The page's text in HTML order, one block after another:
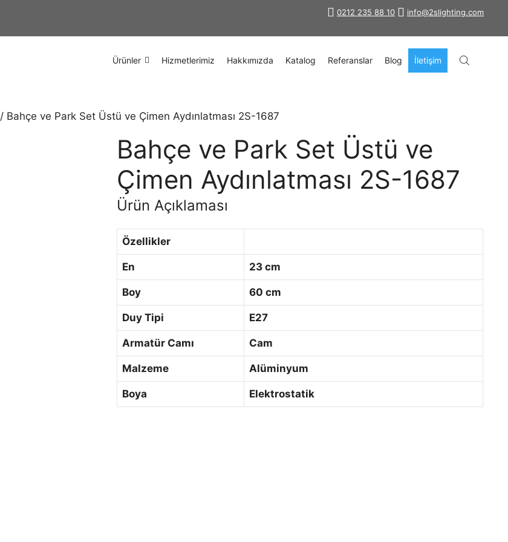
info@2slighting.com
0212 235 88 10
Ürünler Hizmetlerimiz Hakkımızda Katalog Referanslar Blog İletişim
/ Bahçe ve Park Set Üstü ve Çimen Aydınlatması 2S-1687
Bahçe ve Park Set Üstü ve
Çimen Aydınlatması 2S-1687
Ürün Açıklaması
Özellikler
En 23 cm
Boy 60 cm
Duy Tipi E27
Armatür Camı Cam
Malzeme Alüminyum
Boya Elektrostatik